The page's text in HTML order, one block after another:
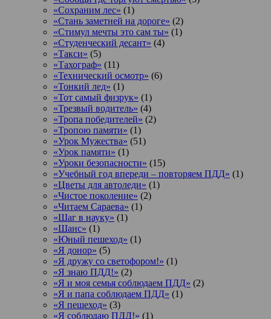
«Сохраним лес» (1)
«Стань заметней на дороге» (2)
«Стимул мечты это сам ты» (1)
«Студенческий десант» (4)
«Такси» (5)
«Тахограф» (11)
«Технический осмотр» (6)
«Тонкий лед» (1)
«Тот самый физрук» (1)
«Трезвый водитель» (4)
«Тропа победителей» (2)
«Тропою памяти» (1)
«Урок Мужества» (51)
«Урок памяти» (1)
«Уроки безопасности» (15)
«Учебный год впереди – повторяем ПДД» (1)
«Цветы для автоледи» (1)
«Чистое поколение» (2)
«Читаем Сараева» (1)
«Шаг в науку» (1)
«Шанс» (1)
«Юный пешеход» (1)
«Я донор» (5)
«Я дружу со светофором!» (1)
«Я знаю ПДД!» (2)
«Я и моя семья соблюдаем ПДД» (2)
«Я и папа соблюдаем ПДД» (1)
«Я пешеход» (3)
«Я соблюдаю ПДД!» (1)